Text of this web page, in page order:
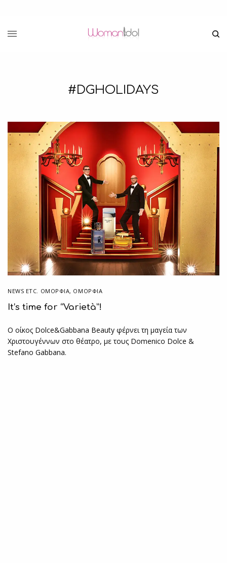
#DGHOLIDAYS
NEWS ETC. ΟΜΟΡΦΙΆ, ΟΜΟΡΦΙΑ
It’s time for “Varietà”!
O oίκος Dolce&Gabbana Beauty φέρνει τη μαγεία των
Χριστουγέννων στο θέατρο, με τους Domenico Dolce &
Stefano Gabbana.